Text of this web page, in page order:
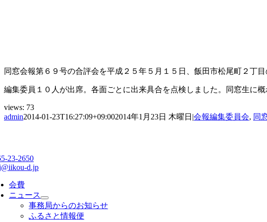
同窓会報第６９号の合評会を平成２５年５月１５日、飯田市松尾町２丁目
編集委員１０人が出席。各面ごとに出来具合を点検しました。同窓生に
views: 73
admin2014-01-23T16:27:09+09:002014年1月23日 木曜日 |会報編集委員会, 同
23-2650
d.jp
会費
ニュース
事務局からのお知らせ
ふるさと情報便